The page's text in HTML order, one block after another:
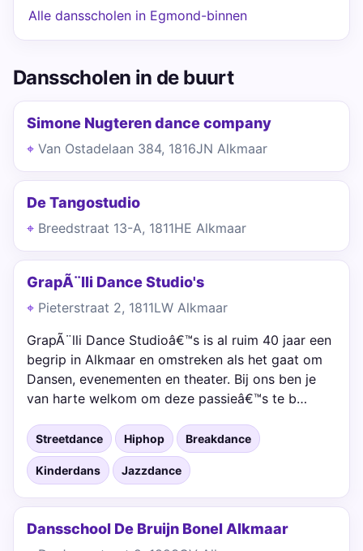
Alle dansscholen in Egmond-binnen
Dansscholen in de buurt
Simone Nugteren dance company
Van Ostadelaan 384, 1816JN Alkmaar
De Tangostudio
Breedstraat 13-A, 1811HE Alkmaar
GrapÃ¨lli Dance Studio's
Pieterstraat 2, 1811LW Alkmaar
GrapÃ¨lli Dance Studioâ€™s is al ruim 40 jaar een
begrip in Alkmaar en omstreken als het gaat om
Dansen, evenementen en theater. Bij ons ben je
van harte welkom om deze passieâ€™s te b…
Streetdance Hiphop Breakdance
Kinderdans Jazzdance
Dansschool De Bruijn Bonel Alkmaar